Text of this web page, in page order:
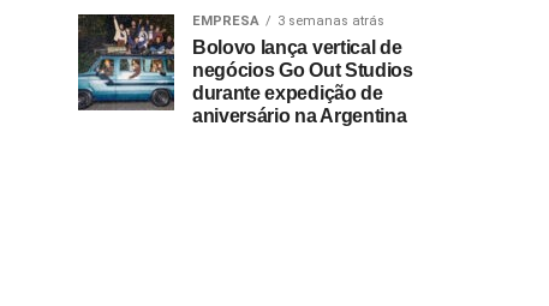
EMPRESA 3 semanas atrás
Bolovo lança vertical de
negócios Go Out Studios
durante expedição de
aniversário na Argentina